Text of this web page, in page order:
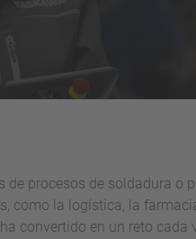
procesos de soldadura o
como la logística, la
convertido en un reto cada